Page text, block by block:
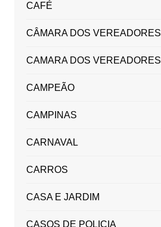
CAFÉ
CÂMARA DOS VEREADORES
CAMARA DOS VEREADORES
CAMPEÃO
CAMPINAS
CARNAVAL
CARROS
CASA E JARDIM
CASOS DE POLICIA